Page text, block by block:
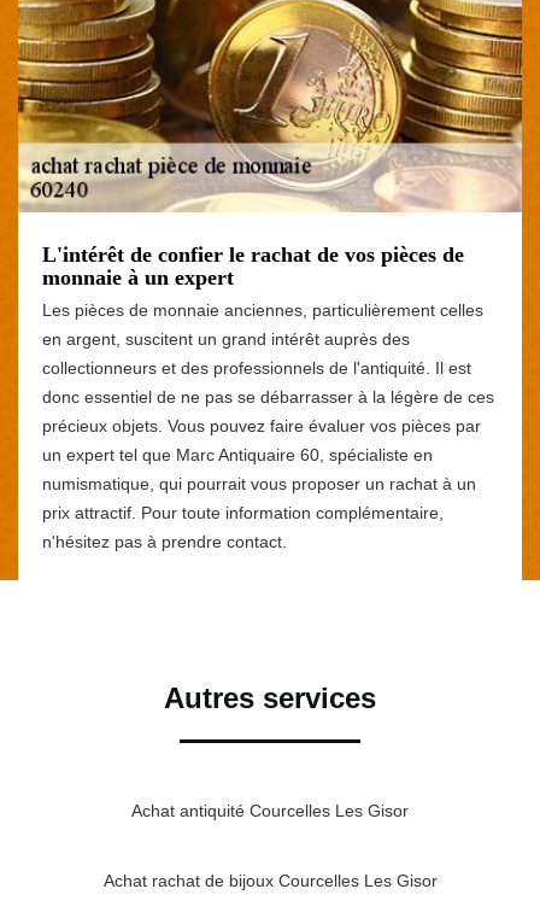
L'intérêt de confier le rachat de vos pièces de
monnaie à un expert
Les pièces de monnaie anciennes, particulièrement celles
en argent, suscitent un grand intérêt auprès des
collectionneurs et des professionnels de l'antiquité. Il est
donc essentiel de ne pas se débarrasser à la légère de ces
précieux objets. Vous pouvez faire évaluer vos pièces par
un expert tel que Marc Antiquaire 60, spécialiste en
numismatique, qui pourrait vous proposer un rachat à un
prix attractif. Pour toute information complémentaire,
n'hésitez pas à prendre contact.
Autres services
Achat antiquité Courcelles Les Gisor
Achat rachat de bijoux Courcelles Les Gisor